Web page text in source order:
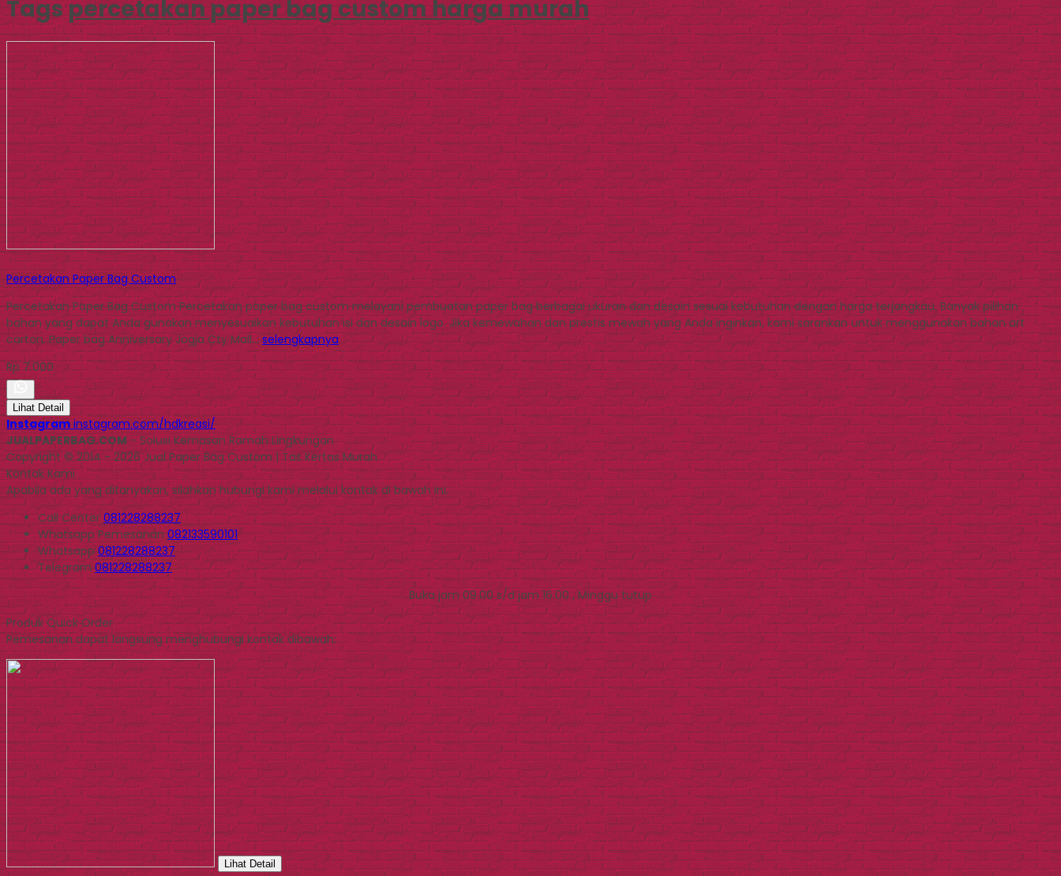
Tagspercetakan paper bag custom harga murah
Percetakan Paper Bag Custom
Percetakan Paper Bag Custom Percetakan paper bag custom melayani pembuatan paper bag berbagai ukuran dan desain sesuai kebutuhan dengan harga terjangkau. Banyak pilihan
bahan yang dapat Anda gunakan menyesuaikan kebutuhan isi dan desain logo. Jika kemewahan dan prestis mewah yang Anda inginkan, kami sarankan untuk menggunakan bahan art
carton. Paper bag Anniversary Jogja Cty Mall…selengkapnya
Rp 7.000
Lihat Detail
Instagram instagram.com/hdkreasi/
JUALPAPERBAG.COM- Solusi Kemasan Ramah Lingkungan
Copyright © 2014 - 2026 Jual Paper Bag Custom | Tas Kertas Murah
Kontak Kami
Apabila ada yang ditanyakan, silahkan hubungi kami melalui kontak di bawah ini.
Call Center081228288237
WhatsappPemesanan 082133590101
Whatsapp081228288237
Telegram081228288237
Buka jam 09.00 s/d jam 16.00 , Minggu tutup
Produk Quick Order
Pemesanan dapat langsung menghubungi kontak dibawah:
Lihat Detail